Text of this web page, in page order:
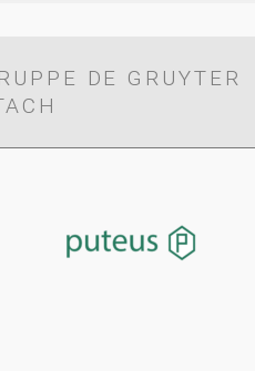
DE GRUYTER